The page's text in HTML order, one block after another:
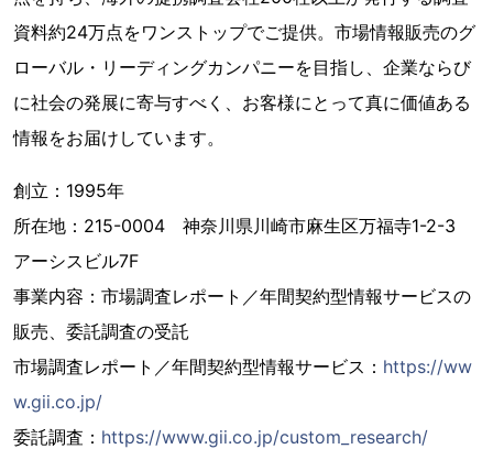
資料約24万点をワンストップでご提供。市場情報販売のグ
ローバル・リーディングカンパニーを目指し、企業ならび
に社会の発展に寄与すべく、お客様にとって真に価値ある
情報をお届けしています。
創立：1995年
所在地：215-0004 神奈川県川崎市麻生区万福寺1-2-3
アーシスビル7F
事業内容：市場調査レポート／年間契約型情報サービスの
販売、委託調査の受託
市場調査レポート／年間契約型情報サービス： https://ww
w.gii.co.jp/
委託調査： https://www.gii.co.jp/custom_research/